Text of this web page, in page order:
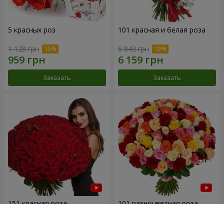
5 красных роз
1 128 грн
Заказать
101 красная и белая роза
6 843 грн
Заказать